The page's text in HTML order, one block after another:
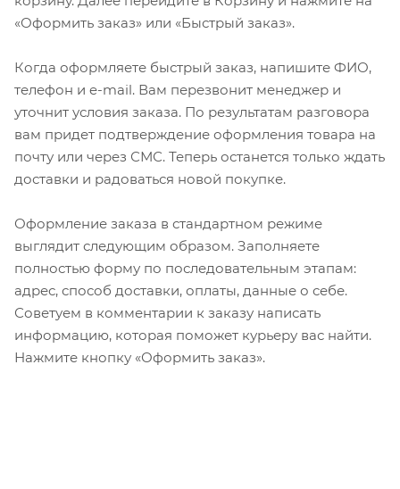
«Оформить заказ» или «Быстрый заказ».
Когда оформляете быстрый заказ, напишите ФИО,
телефон и e-mail. Вам перезвонит менеджер и
уточнит условия заказа. По результатам разговора
вам придет подтверждение оформления товара на
почту или через СМС. Теперь останется только ждать
доставки и радоваться новой покупке.
Оформление заказа в стандартном режиме
выглядит следующим образом. Заполняете
полностью форму по последовательным этапам:
адрес, способ доставки, оплаты, данные о себе.
Советуем в комментарии к заказу написать
информацию, которая поможет курьеру вас найти.
Нажмите кнопку «Оформить заказ».